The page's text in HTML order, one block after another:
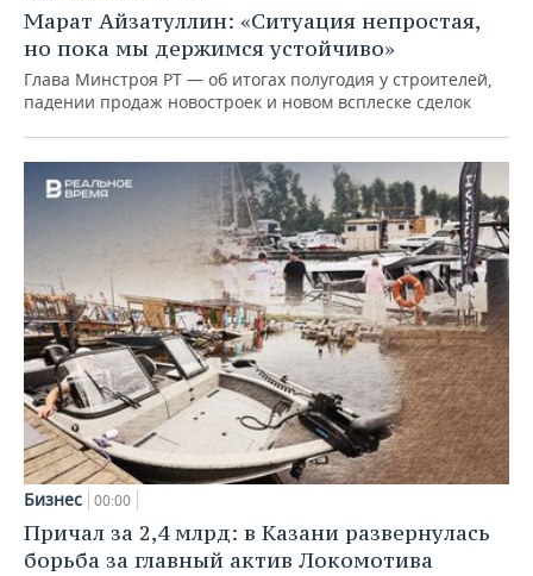
Марат Айзатуллин: «Ситуация непростая,
но пока мы держимся устойчиво»
Глава Минстроя РТ — об итогах полугодия у строителей,
падении продаж новостроек и новом всплеске сделок
Бизнес 00:00
Причал за 2,4 млрд: в Казани развернулась
борьба за главный актив Локомотива